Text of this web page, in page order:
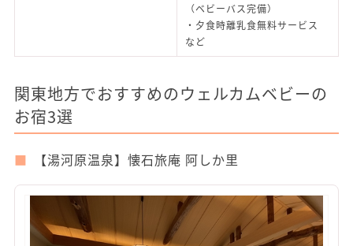
（ベビーバス完備）
・夕食時離乳食無料サービス
など
関東地方でおすすめのウェルカムベビーの
お宿3選
【湯河原温泉】懐石旅庵 阿しか里